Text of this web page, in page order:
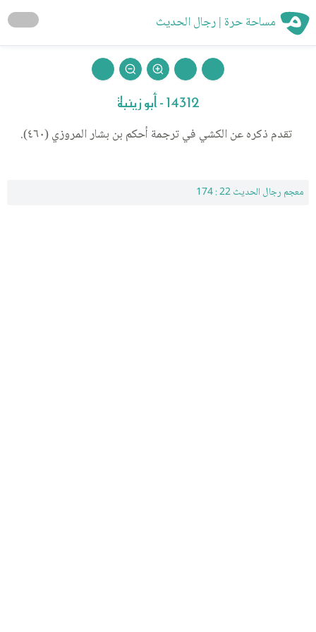
مساحة حرة | رجال الحديث
14312 - أبو زينبة
تقدم ذكره عن الكشي في ترجمة أحكم بن بشار المروزي (٤٦٠).
معجم رجال الحديث 22 : 174